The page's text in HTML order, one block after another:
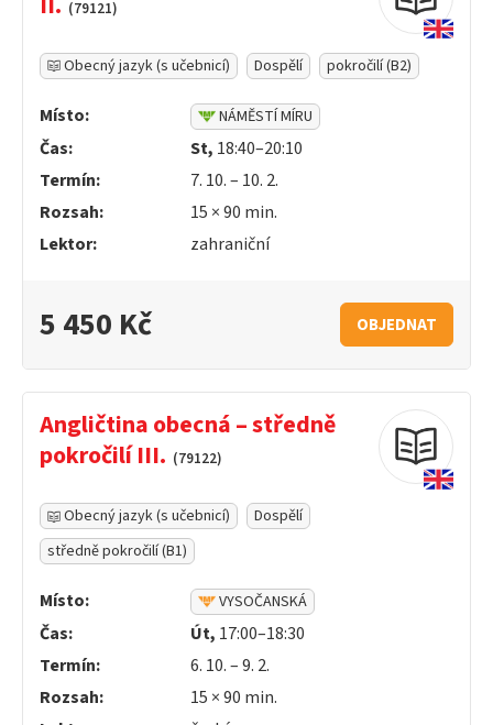
(79121)
Obecný jazyk (s učebnicí) Dospělí pokročilí (B2)
Místo: NÁMĚSTÍ MÍRU
Čas: St, 18:40–20:10
Termín:
7. 10. – 10. 2.
Rozsah:
15 ×90 min.
Lektor:
zahraniční
5 450 Kč OBJEDNAT
Angličtina obecná – středně
pokročilí III. (79122)
Obecný jazyk (s učebnicí)
Dospělí
středně pokročilí (B1)
Místo: VYSOČANSKÁ
Čas: Út, 17:00–18:30
Termín:
6. 10. – 9. 2.
Rozsah:
15 ×90 min.